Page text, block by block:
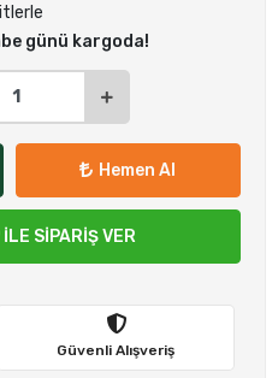
günü kargoda!
Hemen Al
SİPARİŞ VER
Güvenli Alışveriş